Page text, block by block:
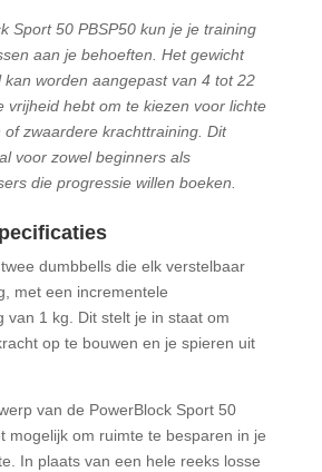
Sport 50 PBSP50 kun je je training
aan je behoeften. Het gewicht
kan worden aangepast van 4 tot 22
vrijheid hebt om te kiezen voor lichte
zwaardere krachttraining. Dit
voor zowel beginners als
die progressie willen boeken.
dumbbells die elk verstelbaar
met een incrementele
van 1 kg. Dit stelt je in staat om
op te bouwen en je spieren uit
van de PowerBlock Sport 50
mogelijk om ruimte te besparen in je
In plaats van een hele reeks losse